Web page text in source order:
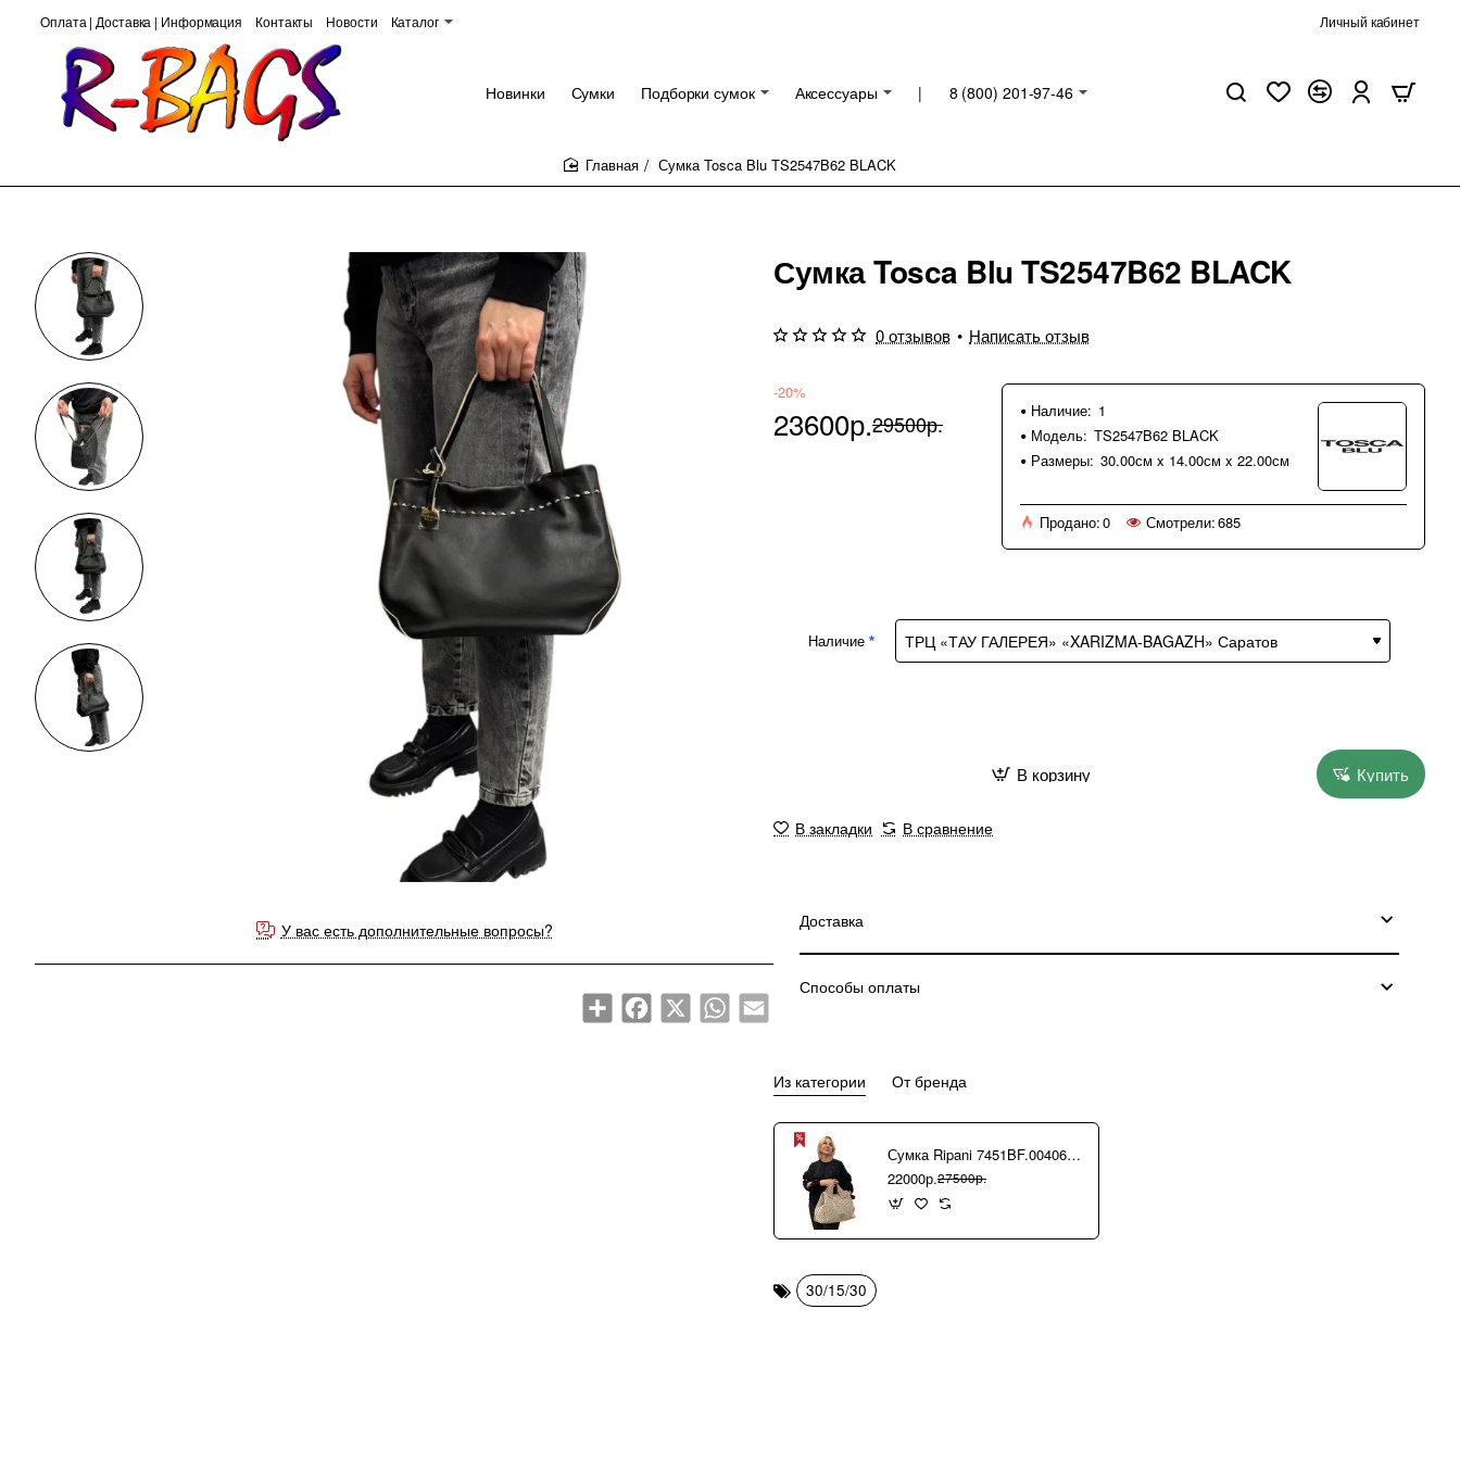
Оплата | Доставка | Информация Контакты Новости Каталог Личный кабинет
Новинки Сумки Подборки сумок Аксессуары | 8 (800) 201-97-46
Сумка Tosca Blu TS2547B62 BLACK
У вас есть дополнительные вопросы?
ShareFacebook
X WhatsAppEmail
Сумка Tosca Blu TS2547B62 BLACK
0 отзывов • Написать отзыв
-20%
23600р.29500р. Наличие: 1
Модель: TS2547B62 BLACK
Размеры: 30.00см x 14.00см x 22.00см
Продано:0 Смотрели:685
Наличие
В корзину Купить
В закладки В сравнение
Доставка
Способы оплаты
Из категории От бренда
Сумка Ripani 7451BF.00406 Ecru/Sabbia
22000р.27500р.
30/15/30